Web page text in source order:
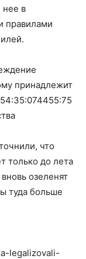
нее в
правилами
принадлежит
что
только до лета
озеленят
туда больше
legalizovali-